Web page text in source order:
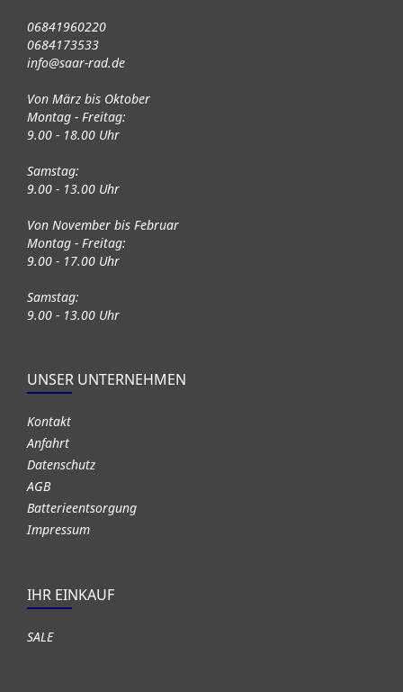
06841960220
0684173533
info@saar-rad.de
Von März bis Oktober
Montag - Freitag:
9.00 - 18.00 Uhr
Samstag:
9.00 - 13.00 Uhr
Von November bis Februar
Montag - Freitag:
9.00 - 17.00 Uhr
Samstag:
9.00 - 13.00 Uhr
UNSER UNTERNEHMEN
Kontakt
Anfahrt
Datenschutz
AGB
Batterieentsorgung
Impressum
IHR EINKAUF
SALE